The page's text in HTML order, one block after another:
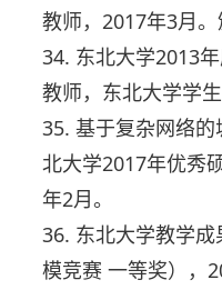
教师，2017年3月。
34. 东北大学2013
教师，东北大学学
35. 基于复杂网络
北大学2017年优秀
年2月。
36. 东北大学教学
模竞赛 一等奖），